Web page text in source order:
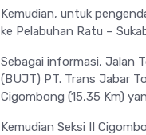
Kemudian, untuk
ke Pelabuhan Ratu –
Sebagai informasi, Jalan
(BUJT) PT. Trans Jabar
Cigombong (15,35 Km)
Kemudian Seksi II